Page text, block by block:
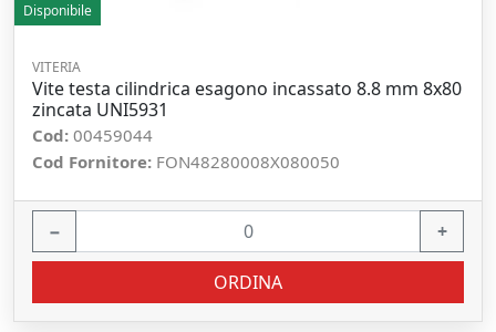
Disponibile
VITERIA
Vite testa cilindrica esagono incassato 8.8 mm 8x80
zincata UNI5931
Cod: 00459044
Cod Fornitore: FON48280008X080050
− +
ORDINA